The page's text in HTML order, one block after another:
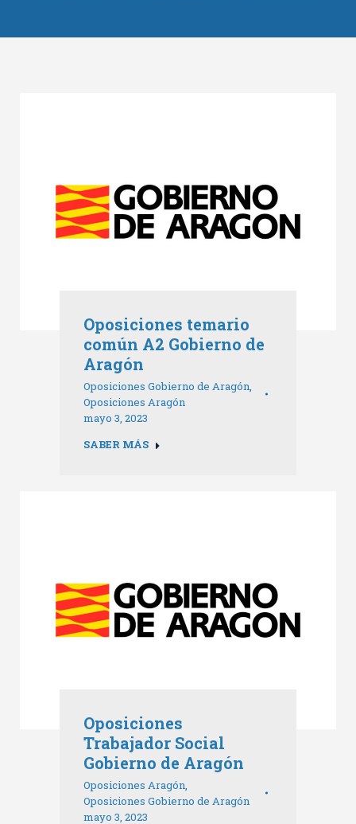
Oposiciones temario
común A2 Gobierno de
Aragón
Oposiciones Gobierno de Aragón,
Oposiciones Aragón
mayo 3, 2023
SABER MÁS
Oposiciones
Trabajador Social
Gobierno de Aragón
Oposiciones Aragón
Oposiciones Gobierno de Aragón
mayo 3, 2023